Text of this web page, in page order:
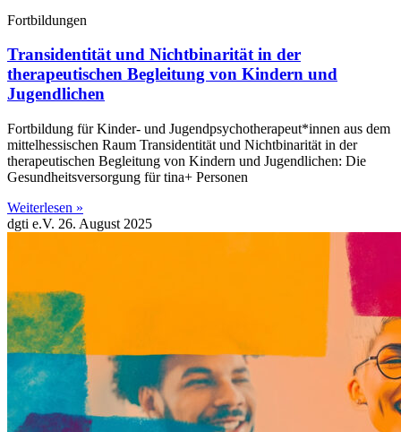
Fortbildungen
Transidentität und Nichtbinarität in der
therapeutischen Begleitung von Kindern und
Jugendlichen
Fortbildung für Kinder- und Jugendpsychotherapeut*innen aus dem
mittelhessischen Raum Transidentität und Nichtbinarität in der
therapeutischen Begleitung von Kindern und Jugendlichen: Die
Gesundheitsversorgung für tina+ Personen
Weiterlesen »
dgti e.V. 26. August 2025